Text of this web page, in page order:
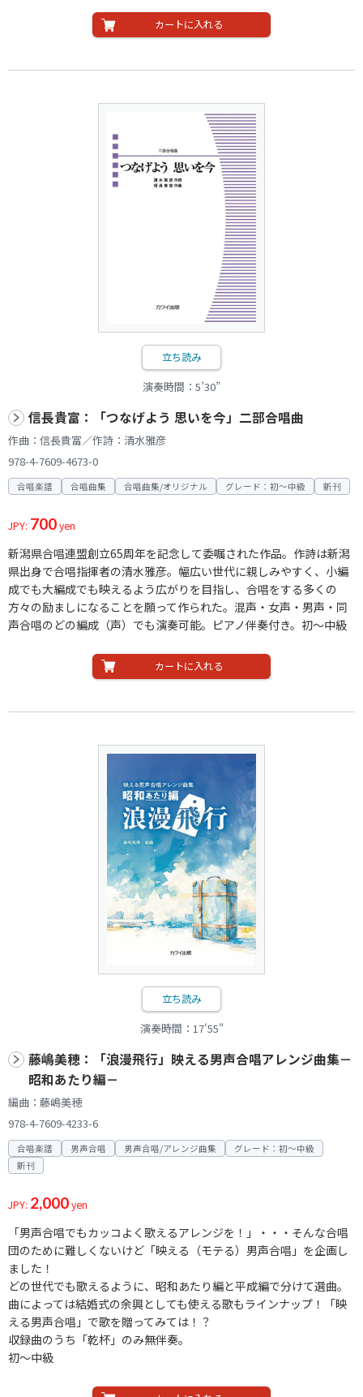
カートに入れる
立ち読み
演奏時間：5’30”
信長貴富：「つなげよう 思いを今」二部合唱曲
作曲：信長貴富／作詩：清水雅彦
978-4-7609-4673-0
合唱楽譜 合唱曲集 合唱曲集/オリジナル グレード：初～中級 新刊
JPY: 700yen
新潟県合唱連盟創立65周年を記念して委嘱された作品。作詩は新潟
県出身で合唱指揮者の清水雅彦。幅広い世代に親しみやすく、小編
成でも大編成でも映えるよう広がりを目指し、合唱をする多くの
方々の励ましになることを願って作られた。混声・女声・男声・同
声合唱のどの編成（声）でも演奏可能。ピアノ伴奏付き。初～中級
カートに入れる
立ち読み
演奏時間：17'55"
藤嶋美穂：「浪漫飛行」映える男声合唱アレンジ曲集－
昭和あたり編－
編曲：藤嶋美穂
978-4-7609-4233-6
合唱楽譜 男声合唱 男声合唱/アレンジ曲集
グレード：初～中級
新刊
JPY: 2,000yen
「男声合唱でもカッコよく歌えるアレンジを！」・・・そんな合唱
団のために難しくないけど「映える（モテる）男声合唱」を企画し
ました！
どの世代でも歌えるように、昭和あたり編と平成編で分けて選曲。
曲によっては結婚式の余興としても使える歌もラインナップ！「映
える男声合唱」で歌を贈ってみては！？
収録曲のうち「乾杯」のみ無伴奏。
初～中級